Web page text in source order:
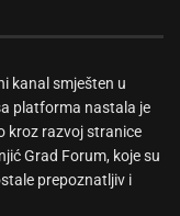
kanal smješten u
platforma nastala je
kroz razvoj stranice
Grad Forum, koje su
prepoznatljiv i